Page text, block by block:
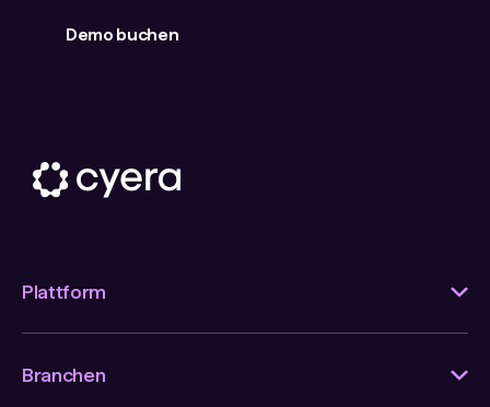
Demo buchen
Plattform
Branchen